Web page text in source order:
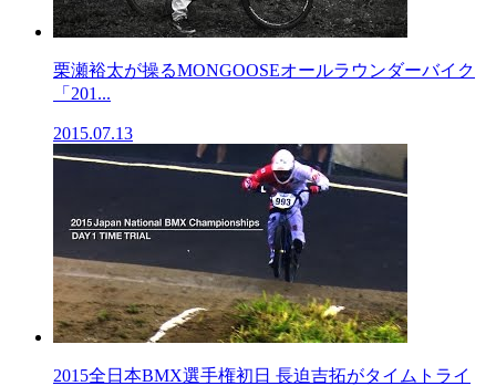
栗瀬裕太が操るMONGOOSEオールラウンダーバイク
「201...
2015.07.13
2015全日本BMX選手権初日 長迫吉拓がタイムトライ